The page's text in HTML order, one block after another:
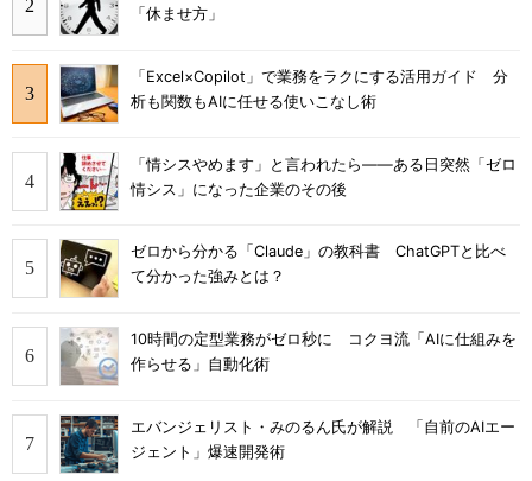
「休ませ方」
「Excel×Copilot」で業務をラクにする活用ガイド 分
析も関数もAIに任せる使いこなし術
「情シスやめます」と言われたら――ある日突然「ゼロ
情シス」になった企業のその後
ゼロから分かる「Claude」の教科書 ChatGPTと比べ
て分かった強みとは？
10時間の定型業務がゼロ秒に コクヨ流「AIに仕組みを
作らせる」自動化術
エバンジェリスト・みのるん氏が解説 「自前のAIエー
ジェント」爆速開発術